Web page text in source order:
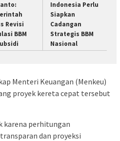
Revisi
BBM
Indonesia Perlu
Siapkan
Cadangan
Strategis BBM
Nasional
Menteri Keuangan (Menkeu)
proyek kereta cepat tersebut
karena perhitungan
dan proyeksi